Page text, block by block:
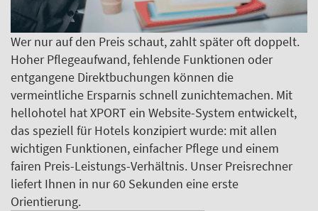
Wer nur auf den Preis schaut, zahlt später oft doppelt.
Hoher Pflegeaufwand, fehlende Funktionen oder
entgangene Direktbuchungen können die
vermeintliche Ersparnis schnell zunichtemachen. Mit
hellohotel hat XPORT ein Website-System entwickelt,
das speziell für Hotels konzipiert wurde: mit allen
wichtigen Funktionen, einfacher Pflege und einem
fairen Preis-Leistungs-Verhältnis. Unser Preisrechner
liefert Ihnen in nur 60 Sekunden eine erste
Orientierung.